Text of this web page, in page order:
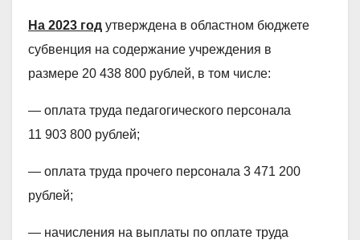
На 2023 год утверждена в областном бюджете
субвенция на содержание учреждения в
размере 20 438 800 рублей, в том числе:
— оплата труда педагогического персонала
11 903 800 рублей;
— оплата труда прочего персонала 3 471 200
рублей;
— начисления на выплаты по оплате труда